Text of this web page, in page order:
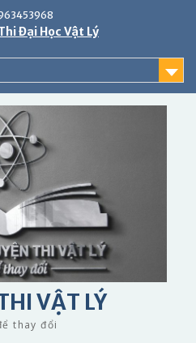
Đại Học Vật Lý
VẬT LÝ
thay đổi